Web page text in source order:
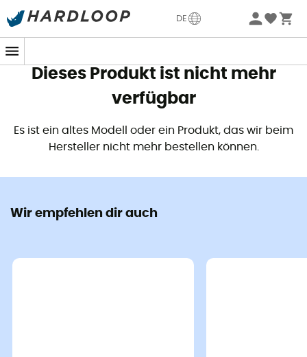
DE
Sommerangebote🔥 -5% EXTRA ab 2 Produkten* Code
Dieses Produkt ist nicht mehr
verfügbar
Es ist ein altes Modell oder ein Produkt, das wir beim
Hersteller nicht mehr bestellen können.
Wir empfehlen dir auch